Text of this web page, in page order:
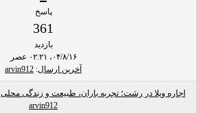
پاسخ
361
بازدید
۰۴/۸/۱۶، ۰۲:۲۱ عصر
آخرین ارسال:
arvin912
اجاره ویلا در رشت؛ تجربه باران، طبیعت و زندگی محلی
arvin912